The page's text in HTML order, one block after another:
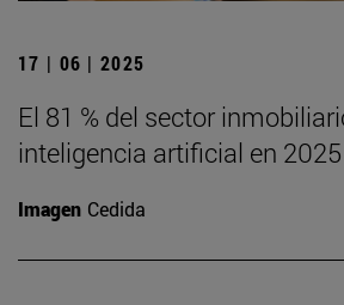
17 | 06 | 2025
El 81 % del sector
inteligencia artificial en 2025
Imagen Cedida